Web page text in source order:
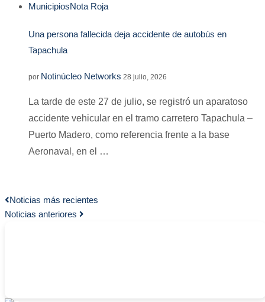
MunicipiosNota Roja
Una persona fallecida deja accidente de autobús en
Tapachula
por Notinúcleo Networks 28 julio, 2026
La tarde de este 27 de julio, se registró un aparatoso
accidente vehicular en el tramo carretero Tapachula –
Puerto Madero, como referencia frente a la base
Aeronaval, en el …
Noticias más recientes
Noticias anteriores